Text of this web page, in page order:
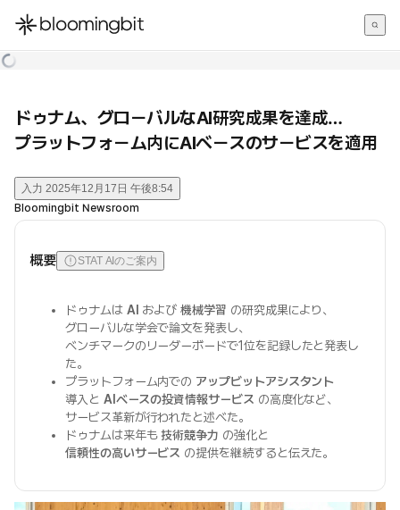
한국어
ドゥナム、グローバルなAI研究成果を達成…
プラットフォーム内にAIベースのサービスを適用
入力 2025年12月17日 午後8:54
Bloomingbit Newsroom
概要 STAT AIのご案内
ドゥナムは AI および機械学習 の研究成果により、
グローバルな学会で論文を発表し、
ベンチマークのリーダーボードで1位を記録したと発表し
た。
プラットフォーム内での アップビットアシスタント
導入と AIベースの投資情報サービス の高度化など、
サービス革新が行われたと述べた。
ドゥナムは来年も技術競争力 の強化と
信頼性の高いサービス の提供を継続すると伝えた。